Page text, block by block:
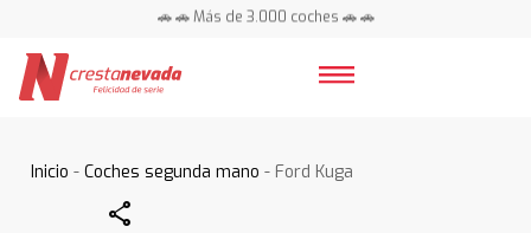
🚗 🚗 Más de 3.000 coches 🚗 🚗
Inicio -Coches segunda mano - Ford Kuga
Share